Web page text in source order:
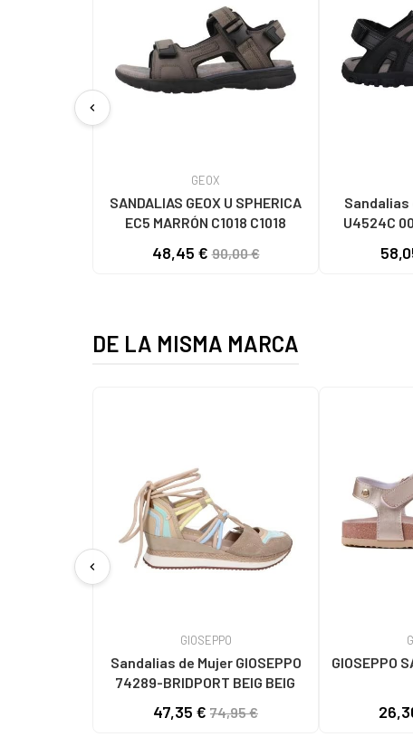
chevron_left
GEOX
SANDALIAS GEOX U SPHERICA
EC5 MARRÓN C1018 C1018
48,45 €90,00 €
Sandalias
U4524C
DE LA MISMA MARCA
chevron_left
GIOSEPPO
Sandalias de Mujer GIOSEPPO
74289-BRIDPORT BEIG BEIG
47,35 € 74,95 €
GIOSEPPO